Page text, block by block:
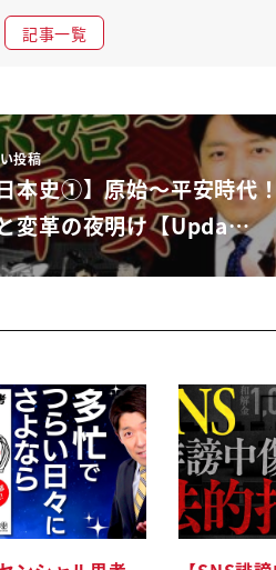
記事一覧
投稿
本史①】原始〜平安時代
変革の夜明け【Upda…